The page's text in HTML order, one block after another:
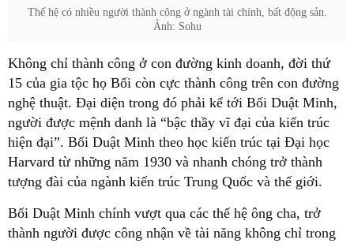
Thế hệ có nhiều người thành công ở ngành tài chính, bất động sản.
Ảnh: Sohu
Không chỉ thành công ở con đường kinh doanh, đời thứ
15 của gia tộc họ Bối còn cực thành công trên con đường
nghệ thuật. Đại diện trong đó phải kể tới Bối Duật Minh,
người được mệnh danh là “bậc thầy vĩ đại của kiến trúc
hiện đại”. Bối Duật Minh theo học kiến trúc tại Đại học
Harvard từ những năm 1930 và nhanh chóng trở thành
tượng đài của ngành kiến trúc Trung Quốc và thế giới.
Bối Duật Minh chính vượt qua các thế hệ ông cha, trở
thành người được công nhận về tài năng không chỉ trong